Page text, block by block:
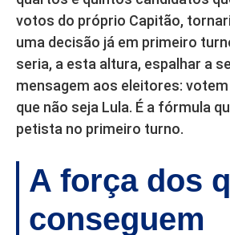
votos do próprio Capitão,
uma decisão já em primeiro
seria, a esta altura, espalhar a
mensagem aos eleitores:
que não seja Lula. É a fórmula
petista no primeiro turno.
A força dos
conseguem